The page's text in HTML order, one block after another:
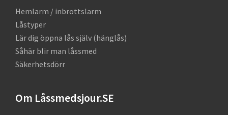
Hemlarm / inbrottslarm
Låstyper
Lär dig öppna lås själv (hänglås)
Såhär blir man låssmed
Säkerhetsdörr
Om Låssmedsjour.SE